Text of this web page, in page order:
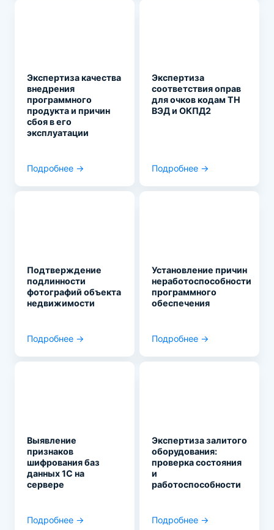
Экспертиза качества
внедрения
программного
продукта и причин
сбоя в его
эксплуатации
Подробнее →
Экспертиза
соответствия оправ
для очков кодам ТН
ВЭД и ОКПД2
Подробнее →
Подтверждение
подлинности
фотографий объекта
недвижимости
Подробнее →
Установление причин
неработоспособности
программного
обеспечения
Подробнее →
Выявление
признаков
шифрования баз
данных 1С на
сервере
Подробнее →
Экспертиза залитого
оборудования:
проверка состояния
и
работоспособности
Подробнее →